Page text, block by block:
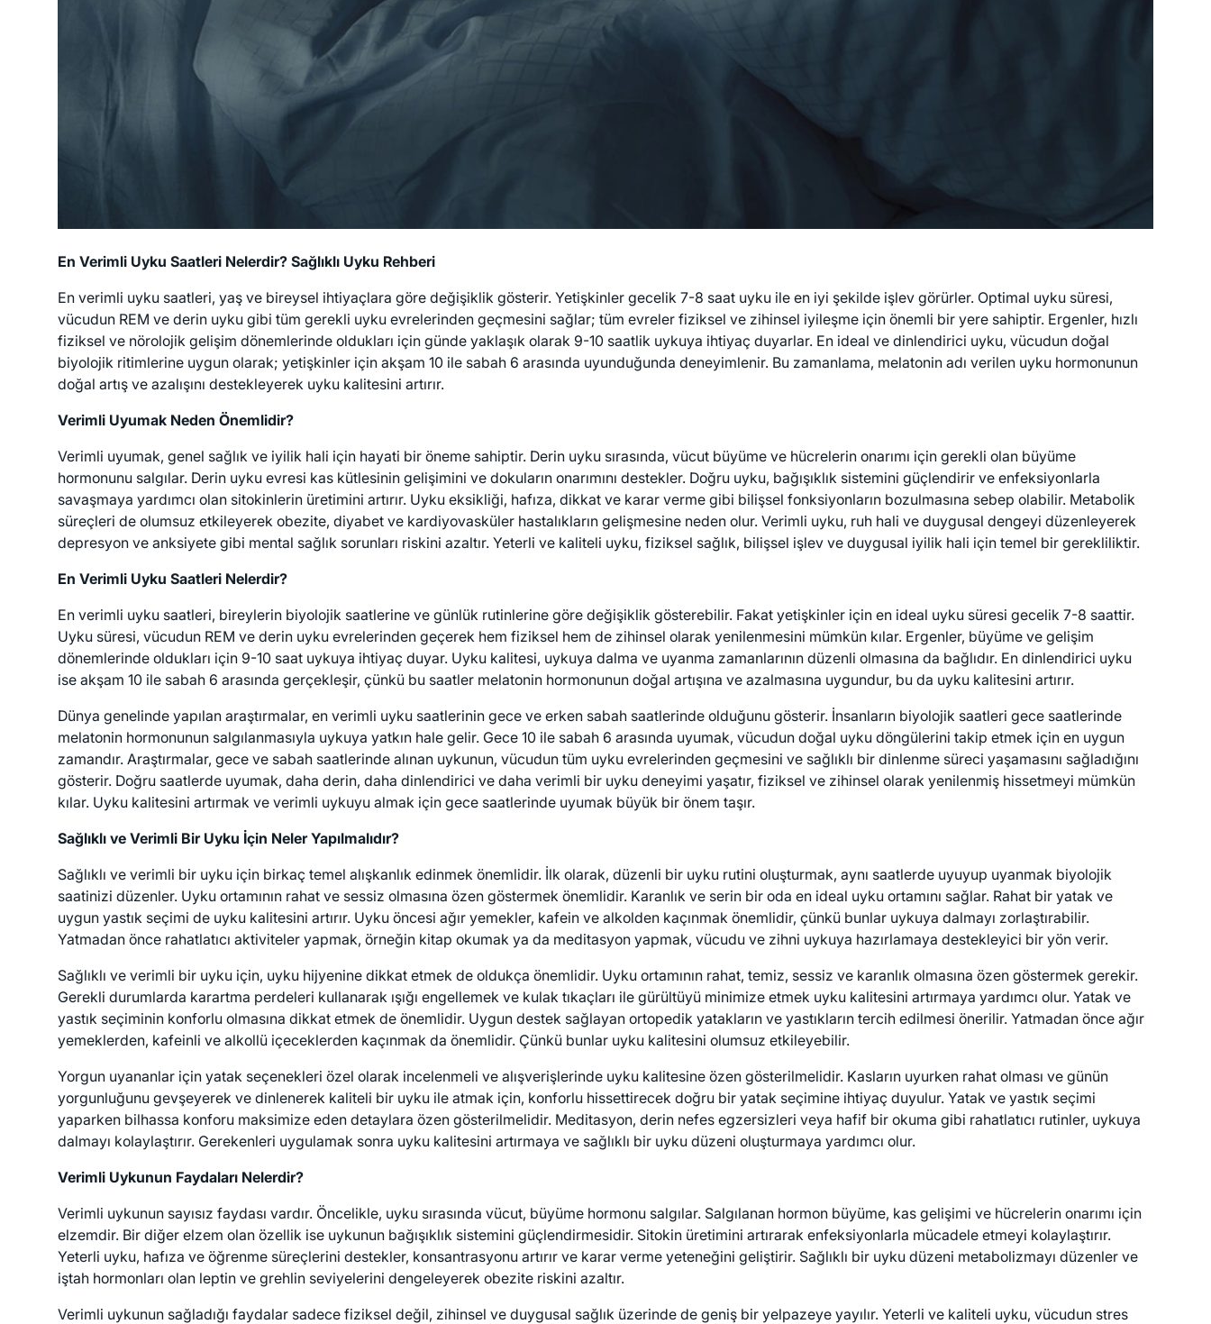
En Verimli Uyku Saatleri Nelerdir? Sağlıklı Uyku Rehberi
En verimli uyku saatleri, yaş ve bireysel ihtiyaçlara göre değişiklik gösterir. Yetişkinler gecelik 7-8 saat uyku ile en iyi şekilde işlev görürler. Optimal uyku süresi,
vücudun REM ve derin uyku gibi tüm gerekli uyku evrelerinden geçmesini sağlar; tüm evreler fiziksel ve zihinsel iyileşme için önemli bir yere sahiptir. Ergenler, hızlı
fiziksel ve nörolojik gelişim dönemlerinde oldukları için günde yaklaşık olarak 9-10 saatlik uykuya ihtiyaç duyarlar. En ideal ve dinlendirici uyku, vücudun doğal
biyolojik ritimlerine uygun olarak; yetişkinler için akşam 10 ile sabah 6 arasında uyunduğunda deneyimlenir. Bu zamanlama, melatonin adı verilen uyku hormonunun
doğal artış ve azalışını destekleyerek uyku kalitesini artırır.
Verimli Uyumak Neden Önemlidir?
Verimli uyumak, genel sağlık ve iyilik hali için hayati bir öneme sahiptir. Derin uyku sırasında, vücut büyüme ve hücrelerin onarımı için gerekli olan büyüme
hormonunu salgılar. Derin uyku evresi kas kütlesinin gelişimini ve dokuların onarımını destekler. Doğru uyku, bağışıklık sistemini güçlendirir ve enfeksiyonlarla
savaşmaya yardımcı olan sitokinlerin üretimini artırır. Uyku eksikliği, hafıza, dikkat ve karar verme gibi bilişsel fonksiyonların bozulmasına sebep olabilir. Metabolik
süreçleri de olumsuz etkileyerek obezite, diyabet ve kardiyovasküler hastalıkların gelişmesine neden olur. Verimli uyku, ruh hali ve duygusal dengeyi düzenleyerek
depresyon ve anksiyete gibi mental sağlık sorunları riskini azaltır. Yeterli ve kaliteli uyku, fiziksel sağlık, bilişsel işlev ve duygusal iyilik hali için temel bir gerekliliktir.
En Verimli Uyku Saatleri Nelerdir?
En verimli uyku saatleri, bireylerin biyolojik saatlerine ve günlük rutinlerine göre değişiklik gösterebilir. Fakat yetişkinler için en ideal uyku süresi gecelik 7-8 saattir.
Uyku süresi, vücudun REM ve derin uyku evrelerinden geçerek hem fiziksel hem de zihinsel olarak yenilenmesini mümkün kılar. Ergenler, büyüme ve gelişim
dönemlerinde oldukları için 9-10 saat uykuya ihtiyaç duyar. Uyku kalitesi, uykuya dalma ve uyanma zamanlarının düzenli olmasına da bağlıdır. En dinlendirici uyku
ise akşam 10 ile sabah 6 arasında gerçekleşir, çünkü bu saatler melatonin hormonunun doğal artışına ve azalmasına uygundur, bu da uyku kalitesini artırır.
Dünya genelinde yapılan araştırmalar, en verimli uyku saatlerinin gece ve erken sabah saatlerinde olduğunu gösterir. İnsanların biyolojik saatleri gece saatlerinde
melatonin hormonunun salgılanmasıyla uykuya yatkın hale gelir. Gece 10 ile sabah 6 arasında uyumak, vücudun doğal uyku döngülerini takip etmek için en uygun
zamandır. Araştırmalar, gece ve sabah saatlerinde alınan uykunun, vücudun tüm uyku evrelerinden geçmesini ve sağlıklı bir dinlenme süreci yaşamasını sağladığını
gösterir. Doğru saatlerde uyumak, daha derin, daha dinlendirici ve daha verimli bir uyku deneyimi yaşatır, fiziksel ve zihinsel olarak yenilenmiş hissetmeyi mümkün
kılar. Uyku kalitesini artırmak ve verimli uykuyu almak için gece saatlerinde uyumak büyük bir önem taşır.
Sağlıklı ve Verimli Bir Uyku İçin Neler Yapılmalıdır?
Sağlıklı ve verimli bir uyku için birkaç temel alışkanlık edinmek önemlidir. İlk olarak, düzenli bir uyku rutini oluşturmak, aynı saatlerde uyuyup uyanmak biyolojik
saatinizi düzenler. Uyku ortamının rahat ve sessiz olmasına özen göstermek önemlidir. Karanlık ve serin bir oda en ideal uyku ortamını sağlar. Rahat bir yatak ve
uygun yastık seçimi de uyku kalitesini artırır. Uyku öncesi ağır yemekler, kafein ve alkolden kaçınmak önemlidir, çünkü bunlar uykuya dalmayı zorlaştırabilir.
Yatmadan önce rahatlatıcı aktiviteler yapmak, örneğin kitap okumak ya da meditasyon yapmak, vücudu ve zihni uykuya hazırlamaya destekleyici bir yön verir.
Sağlıklı ve verimli bir uyku için, uyku hijyenine dikkat etmek de oldukça önemlidir. Uyku ortamının rahat, temiz, sessiz ve karanlık olmasına özen göstermek gerekir.
Gerekli durumlarda karartma perdeleri kullanarak ışığı engellemek ve kulak tıkaçları ile gürültüyü minimize etmek uyku kalitesini artırmaya yardımcı olur. Yatak ve
yastık seçiminin konforlu olmasına dikkat etmek de önemlidir. Uygun destek sağlayan ortopedik yatakların ve yastıkların tercih edilmesi önerilir. Yatmadan önce ağır
yemeklerden, kafeinli ve alkollü içeceklerden kaçınmak da önemlidir. Çünkü bunlar uyku kalitesini olumsuz etkileyebilir.
Yorgun uyananlar için yatak seçenekleri özel olarak incelenmeli ve alışverişlerinde uyku kalitesine özen gösterilmelidir. Kasların uyurken rahat olması ve günün
yorgunluğunu gevşeyerek ve dinlenerek kaliteli bir uyku ile atmak için, konforlu hissettirecek doğru bir yatak seçimine ihtiyaç duyulur. Yatak ve yastık seçimi
yaparken bilhassa konforu maksimize eden detaylara özen gösterilmelidir. Meditasyon, derin nefes egzersizleri veya hafif bir okuma gibi rahatlatıcı rutinler, uykuya
dalmayı kolaylaştırır. Gerekenleri uygulamak sonra uyku kalitesini artırmaya ve sağlıklı bir uyku düzeni oluşturmaya yardımcı olur.
Verimli Uykunun Faydaları Nelerdir?
Verimli uykunun sayısız faydası vardır. Öncelikle, uyku sırasında vücut, büyüme hormonu salgılar. Salgılanan hormon büyüme, kas gelişimi ve hücrelerin onarımı için
elzemdir. Bir diğer elzem olan özellik ise uykunun bağışıklık sistemini güçlendirmesidir. Sitokin üretimini artırarak enfeksiyonlarla mücadele etmeyi kolaylaştırır.
Yeterli uyku, hafıza ve öğrenme süreçlerini destekler, konsantrasyonu artırır ve karar verme yeteneğini geliştirir. Sağlıklı bir uyku düzeni metabolizmayı düzenler ve
iştah hormonları olan leptin ve grehlin seviyelerini dengeleyerek obezite riskini azaltır.
Verimli uykunun sağladığı faydalar sadece fiziksel değil, zihinsel ve duygusal sağlık üzerinde de geniş bir yelpazeye yayılır. Yeterli ve kaliteli uyku, vücudun stres